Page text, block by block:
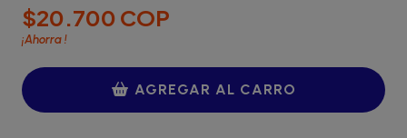
$20.700 COP
¡Ahorra!
AGREGAR AL CARRO